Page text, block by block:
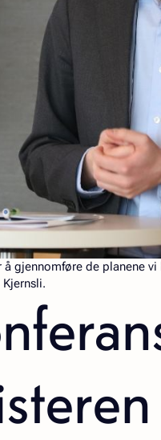
gjennomføre de planene